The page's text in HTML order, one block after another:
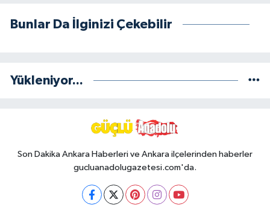
Bunlar Da İlginizi Çekebilir
Yükleniyor...
Son Dakika Ankara Haberleri ve Ankara ilçelerinden haberler
gucluanadolugazetesi.com'da.